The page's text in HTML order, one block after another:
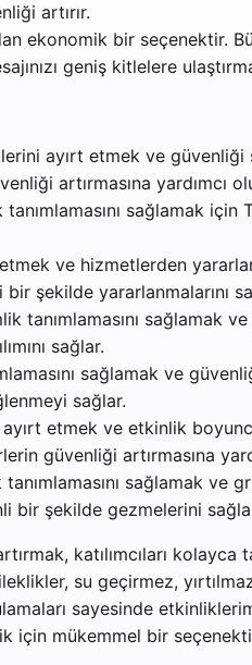
artırır.
ekonomik bir
geniş kitlelere
ayırt etmek ve
artırmasına yardımcı
tanımlamasını sağlamak
ve hizmetlerden
şekilde yararlanmalarını
tanımlamasını sağlamak
sağlar.
sağlamak ve
sağlar.
ayırt etmek ve etkinlik
güvenliği artırmasına
tanımlamasını sağlamak
bir şekilde gezmelerini
katılımcıları
su geçirmez,
sayesinde
için mükemmel bir